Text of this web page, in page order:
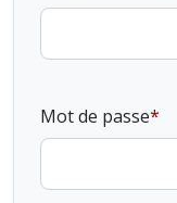
Mot de passe